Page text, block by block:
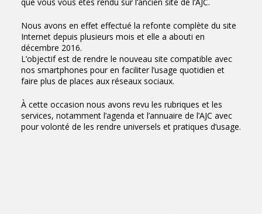
Nous avons en effet effectué la refonte complète du site
Internet depuis plusieurs mois et elle a abouti en
décembre 2016.
L’objectif est de rendre le nouveau site compatible avec
nos smartphones pour en faciliter l’usage quotidien et
faire plus de places aux réseaux sociaux.
À cette occasion nous avons revu les rubriques et les
services, notamment l’agenda et l’annuaire de l’AJC avec
pour volonté de les rendre universels et pratiques d’usage.